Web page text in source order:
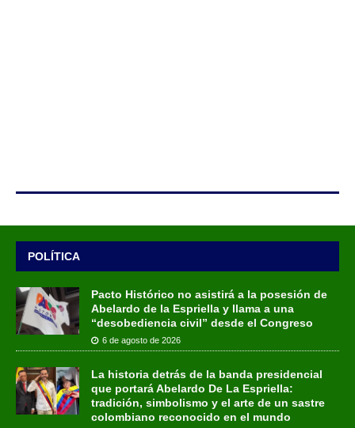
POLÍTICA
Pacto Histórico no asistirá a la posesión de
Abelardo de la Espriella y llama a una
“desobediencia civil” desde el Congreso
6 de agosto de 2026
La historia detrás de la banda presidencial
que portará Abelardo De La Espriella:
tradición, simbolismo y el arte de un sastre
colombiano reconocido en el mundo